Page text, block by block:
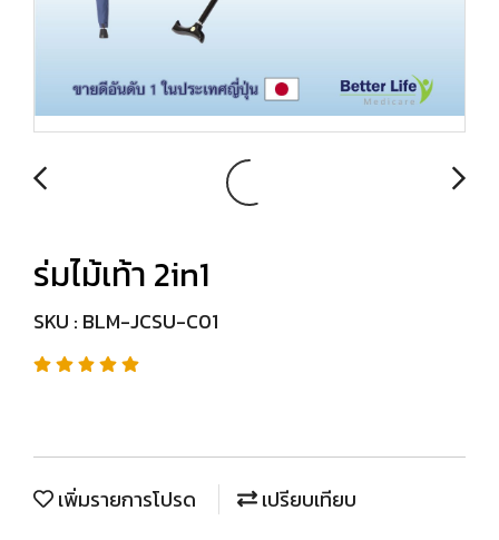
ร่มไม้เท้า 2in1
SKU : BLM-JCSU-C01
เพิ่มรายการโปรด
เปรียบเทียบ